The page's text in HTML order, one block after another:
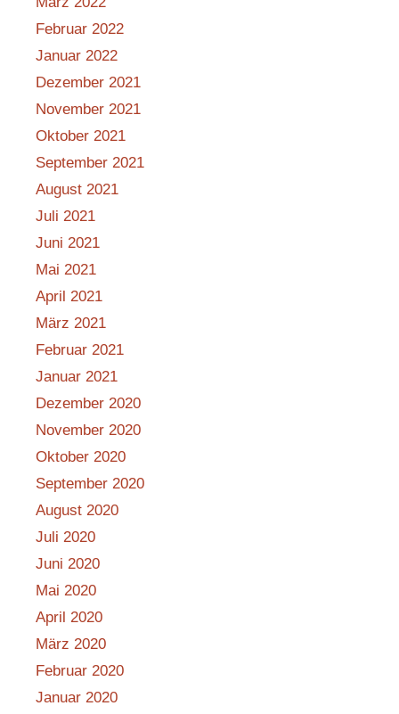
Februar 2022
Januar 2022
Dezember 2021
November 2021
Oktober 2021
September 2021
August 2021
Juli 2021
Juni 2021
Mai 2021
April 2021
März 2021
Februar 2021
Januar 2021
Dezember 2020
November 2020
Oktober 2020
September 2020
August 2020
Juli 2020
Juni 2020
Mai 2020
April 2020
März 2020
Februar 2020
Januar 2020